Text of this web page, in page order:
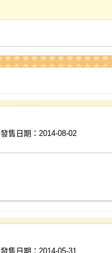
發售日期：2014-08-02
發售日期：2014-05-31